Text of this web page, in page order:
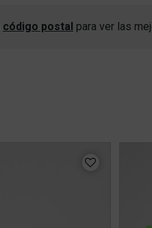
código postal para ver las